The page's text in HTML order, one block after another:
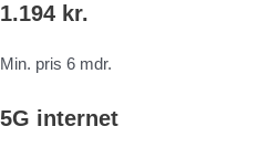
1.194 kr.
Min. pris 6 mdr.
5G internet